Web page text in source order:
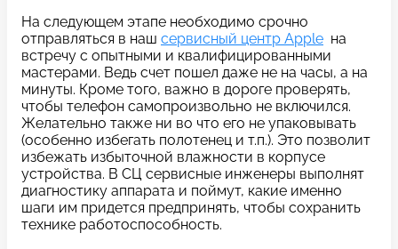
На следующем этапе необходимо срочно
отправляться в наш сервисный центр Apple на
встречу с опытными и квалифицированными
мастерами. Ведь счет пошел даже не на часы, а на
минуты. Кроме того, важно в дороге проверять,
чтобы телефон самопроизвольно не включился.
Желательно также ни во что его не упаковывать
(особенно избегать полотенец и т.п.). Это позволит
избежать избыточной влажности в корпусе
устройства. В СЦ сервисные инженеры выполнят
диагностику аппарата и поймут, какие именно
шаги им придется предпринять, чтобы сохранить
технике работоспособность.
Задать вопрос
*бесплатно
Заполните форму обратной
связи и ждите звонка:
Оставьте свой
отзыв
Заполните все необходимые поля
Введите имя